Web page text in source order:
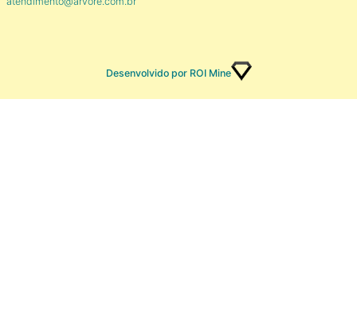
Desenvolvido por ROI Mine